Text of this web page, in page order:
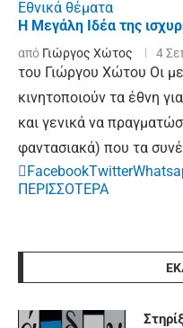
Εθνικά θέματα
Η Μεγάλη Ιδέα της
από Γιώργος Χώτος 4
του Γιώργου Χώτου Οι
κινητοποιούν τα έθνη
και γενικά να
φαντασιακά) που τα
FacebookTwitter
ΠΕΡΙΣΣΟΤΕΡΑ